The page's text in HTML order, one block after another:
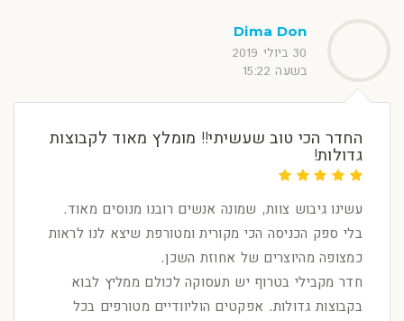
Dima Don
30 ביולי 2019
בשעה 15:22
החדר הכי טוב שעשיתי!! מומלץ מאוד לקבוצות
גדולות!
עשינו גיבוש צוות, שמונה אנשים רובנו מנוסים מאוד.
בלי ספק הכניסה הכי מקורית ומטורפת שיצא לנו לראות
כמצופה מהיוצרים של אחוזת השכן.
חדר מקבילי בטרוף יש תעסוקה לכולם ממליץ לבוא
בקבוצות גדולות. אפקטים הוליוודיים מטורפים בכל